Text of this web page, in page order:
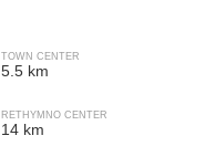
TOWN CENTER
5.5 km
RETHYMNO CENTER
14 km